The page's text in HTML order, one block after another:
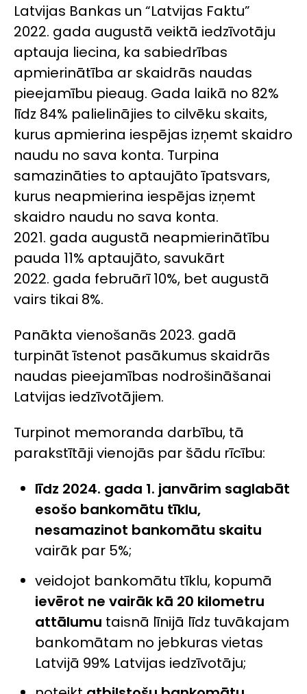
Latvijas Bankas un “Latvijas Faktu”
2022. gada augustā veiktā iedzīvotāju
aptauja liecina, ka sabiedrības
apmierinātība ar skaidrās naudas
pieejamību pieaug. Gada laikā no 82%
līdz 84% palielinājies to cilvēku skaits,
kurus apmierina iespējas izņemt skaidro
naudu no sava konta. Turpina
samazināties to aptaujāto īpatsvars,
kurus neapmierina iespējas izņemt
skaidro naudu no sava konta.
2021. gada augustā neapmierinātību
pauda 11% aptaujāto, savukārt
2022. gada februārī 10%, bet augustā
vairs tikai 8%.
Panākta vienošanās 2023. gadā
turpināt īstenot pasākumus skaidrās
naudas pieejamības nodrošināšanai
Latvijas iedzīvotājiem.
Turpinot memoranda darbību, tā
parakstītāji vienojās par šādu rīcību:
līdz 2024. gada 1. janvārim saglabāt
esošo bankomātu tīklu,
nesamazinot bankomātu skaitu
vairāk par 5%;
veidojot bankomātu tīklu, kopumā
ievērot ne vairāk kā 20 kilometru
attālumu taisnā līnijā līdz tuvākajam
bankomātam no jebkuras vietas
Latvijā 99% Latvijas iedzīvotāju;